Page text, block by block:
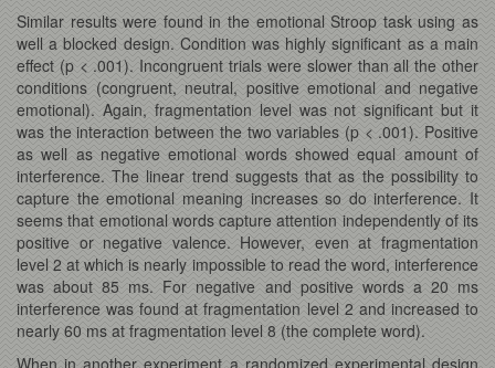
Similar results were found in the emotional Stroop task using as
well a blocked design. Condition was highly significant as a main
effect (p < .001). Incongruent trials were slower than all the other
conditions (congruent, neutral, positive emotional and negative
emotional). Again, fragmentation level was not significant but it
was the interaction between the two variables (p < .001). Positive
as well as negative emotional words showed equal amount of
interference. The linear trend suggests that as the possibility to
capture the emotional meaning increases so do interference. It
seems that emotional words capture attention independently of its
positive or negative valence. However, even at fragmentation
level 2 at which is nearly impossible to read the word, interference
was about 85 ms. For negative and positive words a 20 ms
interference was found at fragmentation level 2 and increased to
nearly 60 ms at fragmentation level 8 (the complete word).
When in another experiment a randomized experimental design